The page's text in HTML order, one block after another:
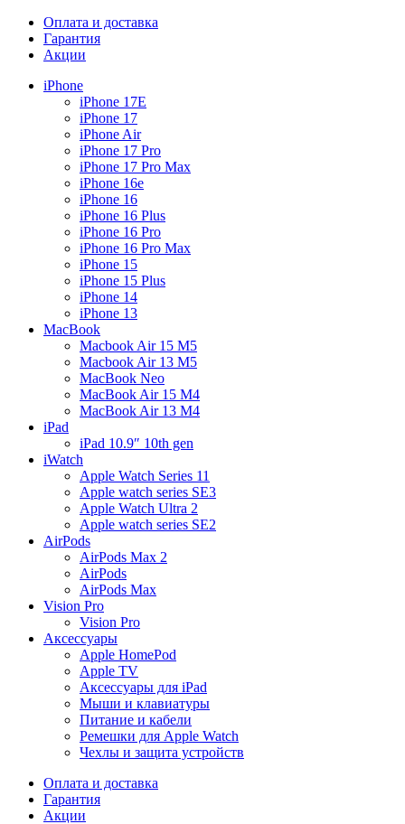
Оплата и доставка
Гарантия
Акции
iPhone
iPhone 17E
iPhone 17
iPhone Air
iPhone 17 Pro
iPhone 17 Pro Max
iPhone 16e
iPhone 16
iPhone 16 Plus
iPhone 16 Pro
iPhone 16 Pro Max
iPhone 15
iPhone 15 Plus
iPhone 14
iPhone 13
MacBook
Macbook Air 15 M5
Macbook Air 13 M5
MacBook Neo
MacBook Air 15 M4
MacBook Air 13 M4
iPad
iPad 10.9″ 10th gen
iWatch
Apple Watch Series 11
Apple watch series SE3
Apple Watch Ultra 2
Apple watch series SE2
AirPods
AirPods Max 2
AirPods
AirPods Max
Vision Pro
Vision Pro
Аксессуары
Apple HomePod
Apple TV
Аксессуары для iPad
Мыши и клавиатуры
Питание и кабели
Ремешки для Apple Watch
Чехлы и защита устройств
Оплата и доставка
Гарантия
Акции